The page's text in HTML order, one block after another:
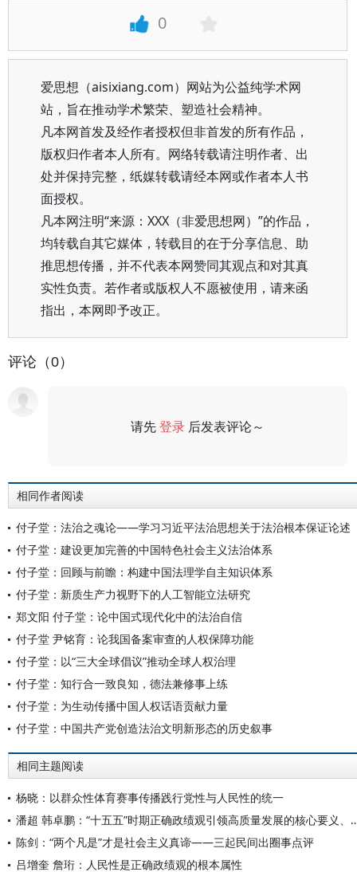
0
爱思想（aisixiang.com）网站为公益纯学术网
站，旨在推动学术繁荣、塑造社会精神。
凡本网首发及经作者授权但非首发的所有作品，
版权归作者本人所有。网络转载请注明作者、出
处并保持完整，纸媒转载请经本网或作者本人书
面授权。
凡本网注明“来源：XXX（非爱思想网）”的作品，
均转载自其它媒体，转载目的在于分享信息、助
推思想传播，并不代表本网赞同其观点和对其真
实性负责。若作者或版权人不愿被使用，请来函
指出，本网即予改正。
评论（0）
请先登录 后发表评论～
相同作者阅读
付子堂：法治之魂论——学习习近平法治思想关于法治根本保证论述
付子堂：建设更加完善的中国特色社会主义法治体系
付子堂：回顾与前瞻：构建中国法理学自主知识体系
付子堂：新质生产力视野下的人工智能立法研究
郑文阳 付子堂：论中国式现代化中的法治自信
付子堂 尹铭育：论我国备案审查的人权保障功能
付子堂：以“三大全球倡议”推动全球人权治理
付子堂：知行合一致良知，德法兼修事上练
付子堂：为生动传播中国人权话语贡献力量
付子堂：中国共产党创造法治文明新形态的历史叙事
相同主题阅读
杨晓：以群众性体育赛事传播践行党性与人民性的统一
潘超 韩卓鹏：“十五五”时期正确政
陈剑：“两个凡是”才是社会主义真谛——三起民间出圈事点评
吕增奎 詹珩：人民性是正确政绩观的根本属性